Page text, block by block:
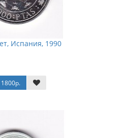
Испания, 1990
1800р.